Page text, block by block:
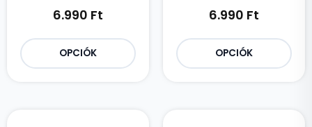
6.990 Ft
OPCIÓK
6.990 Ft
OPCIÓK